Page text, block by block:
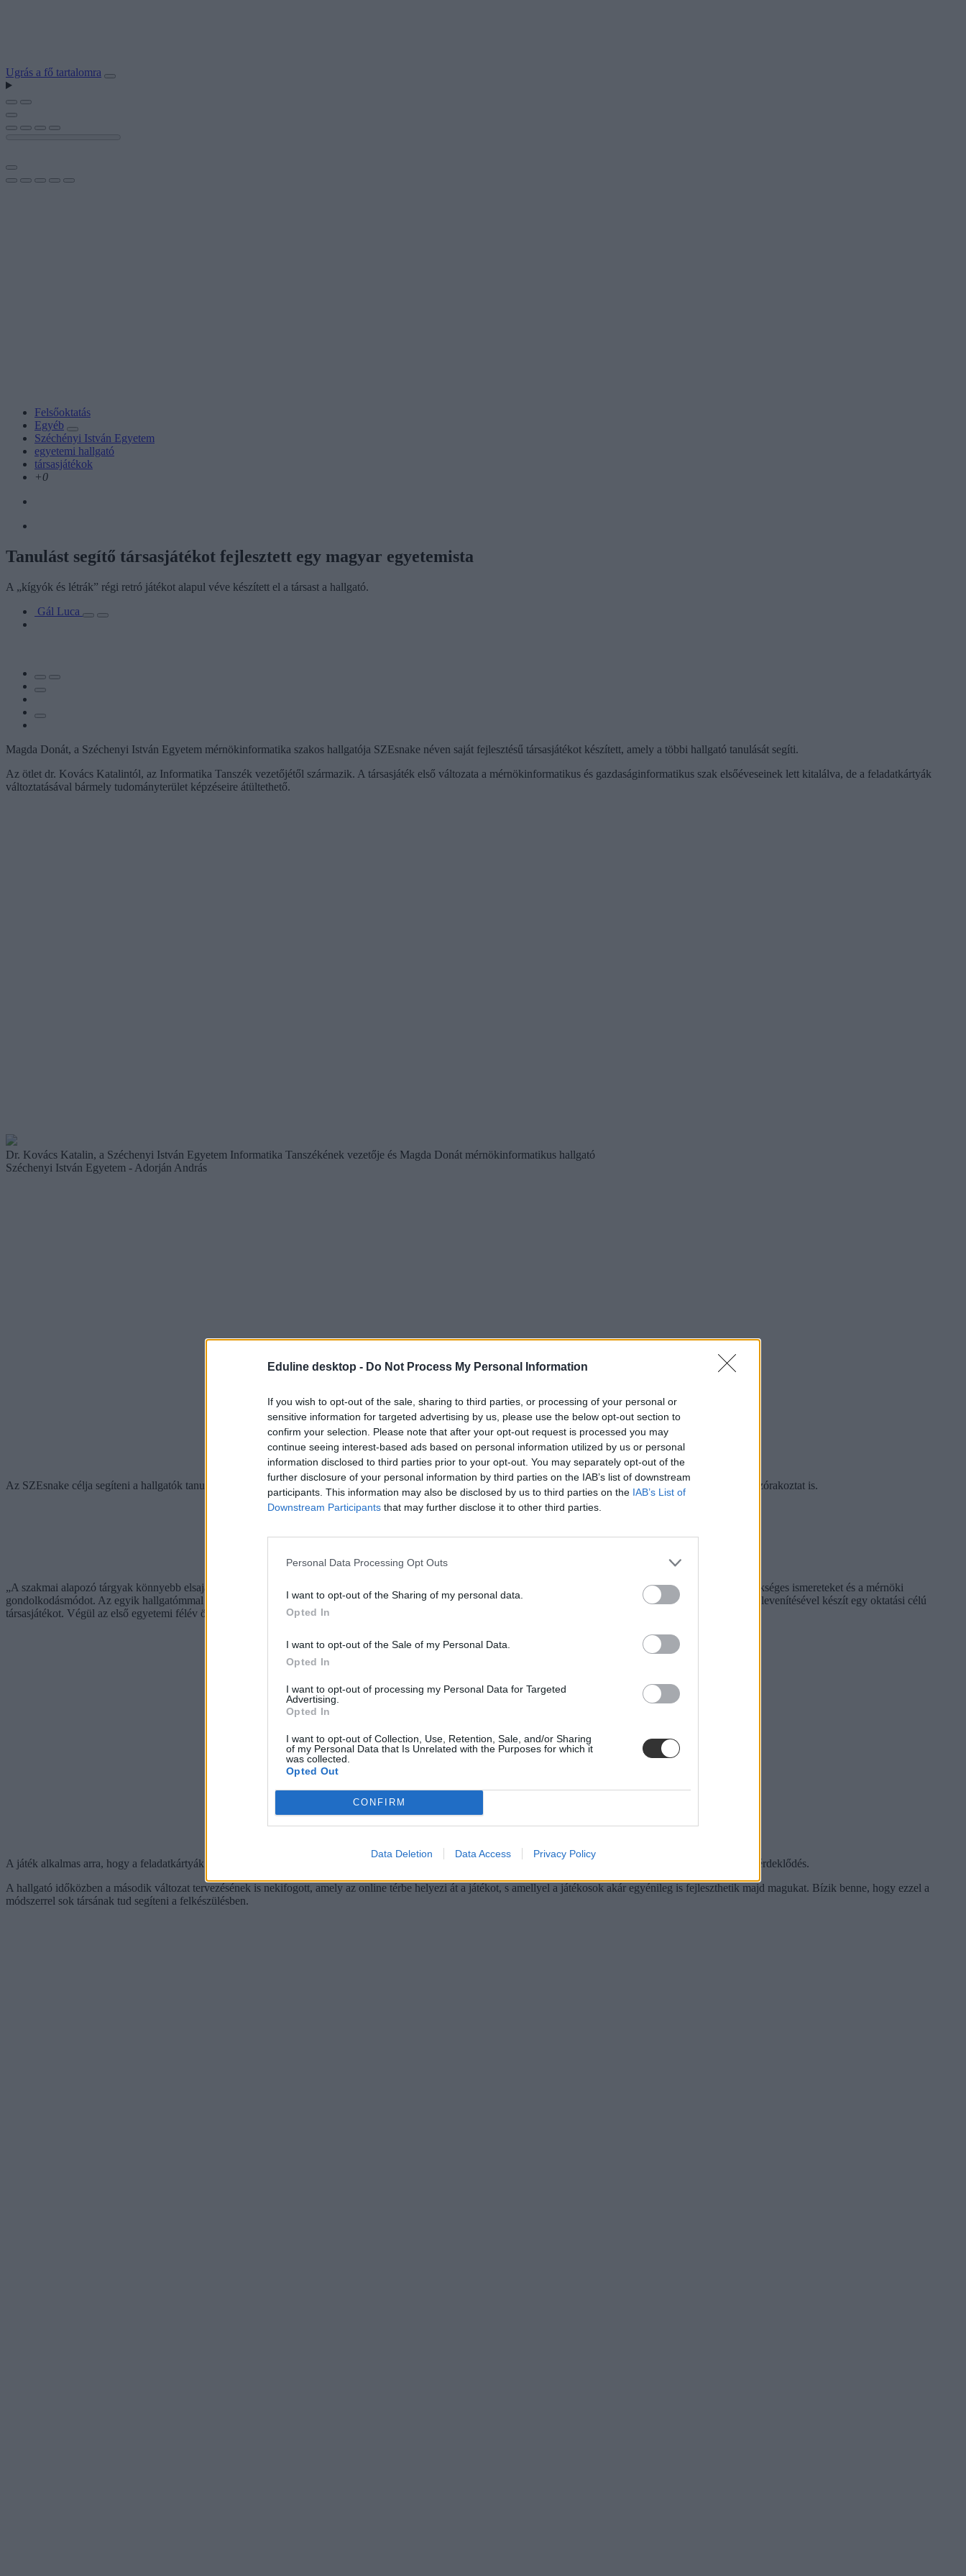
Eduline desktop - Do Not Process My Personal Information
If you wish to opt-out of the sale, sharing to third parties, or processing of your personal or
sensitive information for targeted advertising by us, please use the below opt-out section to
confirm your selection. Please note that after your opt-out request is processed you may
continue seeing interest-based ads based on personal information utilized by us or personal
information disclosed to third parties prior to your opt-out. You may separately opt-out of the
further disclosure of your personal information by third parties on the IAB’s list of downstream
participants. This information may also be disclosed by us to third parties on the IAB’s List of
Downstream Participants that may further disclose it to other third parties.
Personal Data Processing Opt Outs
I want to opt-out of the Sharing of my personal data.
Opted In
I want to opt-out of the Sale of my Personal Data.
Opted In
I want to opt-out of processing my Personal Data for Targeted
Advertising.
Opted In
I want to opt-out of Collection, Use, Retention, Sale, and/or Sharing
of my Personal Data that Is Unrelated with the Purposes for which it
was collected.
Opted Out
CONFIRM
Data Deletion Data Access Privacy Policy
Ugrás a fő tartalomra
Felsőoktatás
Egyéb
Széchényi István Egyetem
egyetemi hallgató
társasjátékok
+0
Tanulást segítő társasjátékot fejlesztett egy magyar egyetemista
A „kígyók és létrák” régi retró játékot alapul véve készített el a társast a hallgató.
Gál Luca
Magda Donát, a Széchenyi István Egyetem mérnökinformatika szakos hallgatója SZEsnake néven saját fejlesztésű társasjátékot készített, amely a többi hallgató tanulását segíti.
Az ötlet dr. Kovács Katalintól, az Informatika Tanszék vezetőjétől származik. A társasjáték első változata a mérnökinformatikus és gazdaságinformatikus szak elsőéveseinek lett kitalálva, de a feladatkártyák
változtatásával bármely tudományterület képzéseire átültethető.
Dr. Kovács Katalin, a Széchenyi István Egyetem Informatika Tanszékének vezetője és Magda Donát mérnökinformatikus hallgató
Széchenyi István Egyetem - Adorján András
Az SZEsnake célja segíteni a hallgatók tanulását és a tudásuk visszaellenőrzését, miközben közösséget épít, fejleszti a kommunikációs készségeket, és nem mellesleg szórakoztat is.
„A szakmai alapozó tárgyak könnyebb elsajátítása érdekében kerestem olyan, a fiatalok számára izgalmas oktatási módszert, amellyel könnyebben sajátíthatják el a szükséges ismereteket és a mérnöki
gondolkodásmódot. Az egyik hallgatómmal ötleteltünk, aki továbbgondolta az eredeti elképzelést, és arra vállalkozott, hogy az ismert „kígyók és létrák” nevű játék felelevenítésével készít egy oktatási célú
társasjátékot. Végül az első egyetemi félév összes szakmai tárgyának tudásanyagából állította össze a feladatkártyákon szereplő kérdéseket" – mesélte az oktató.
A játék alkalmas arra, hogy a feladatkártyák kérdéseinek változtatásával más karok, más szakterületek is alkalmazzák az oktatásban, amelyre „házon belül” már van is érdeklődés.
A hallgató időközben a második változat tervezésének is nekifogott, amely az online térbe helyezi át a játékot, s amellyel a játékosok akár egyénileg is fejleszthetik majd magukat. Bízik benne, hogy ezzel a
módszerrel sok társának tud segíteni a felkészülésben.